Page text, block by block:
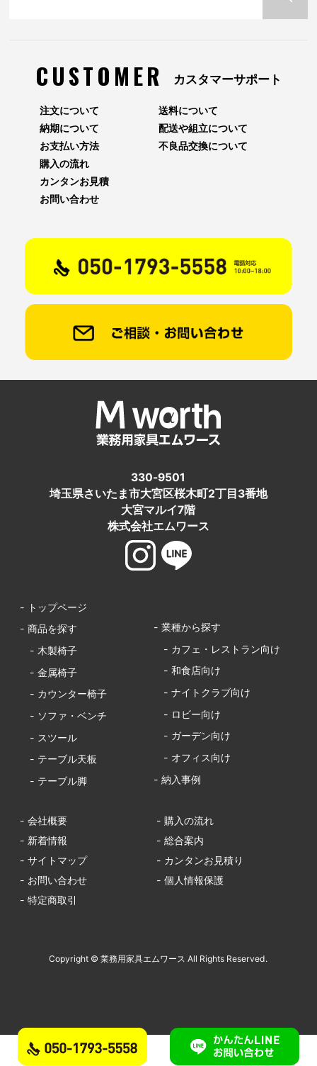
CUSTOMER カスタマーサポート
注文について
納期について
お支払い方法
送料について
配送や組立について
不良品交換について
購入の流れ
カンタンお見積
お問い合わせ
330-9501
埼玉県さいたま市大宮区桜木町2丁目3番地
大宮マルイ7階
株式会社エムワース
- トップページ
- 商品を探す
- 木製椅子
- 金属椅子
- カウンター椅子
- ソファ・ベンチ
- スツール
- テーブル天板
- テーブル脚
- 業種から探す
- カフェ・レストラン向け
- 和食店向け
- ナイトクラブ向け
- ロビー向け
- ガーデン向け
- オフィス向け
- 納入事例
- 会社概要
- 購入の流れ
- 新着情報
- 総合案内
- サイトマップ
- カンタンお見積り
- お問い合わせ
- 個人情報保護
- 特定商取引
Copyright © 業務用家具エムワース All Rights Reserved.